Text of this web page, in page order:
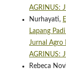
AGRINUS:
Nurhayati,
Lapang
Jurnal Agro
AGRINUS:
Rebeca